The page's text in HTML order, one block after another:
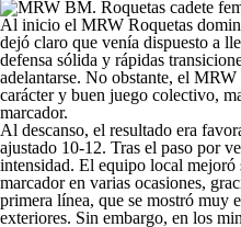
Al inicio el MRW Roquetas
dejó claro que venía dispuesto a
defensa sólida y rápidas
adelantarse. No obstante, el
carácter y buen juego colectivo,
marcador.
Al descanso, el resultado era
ajustado 10-12. Tras el paso por
intensidad. El equipo local mejoró
marcador en varias ocasiones,
primera línea, que se mostró muy
exteriores. Sin embargo, en los